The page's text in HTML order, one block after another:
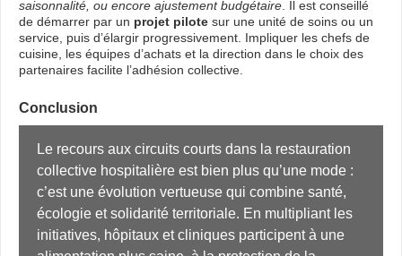
saisonnalité, ou encore ajustement budgétaire . Il est conseillé
de démarrer par un projet pilote sur une unité de soins ou un
service, puis d’élargir progressivement. Impliquer les chefs de
cuisine, les équipes d’achats et la direction dans le choix des
partenaires facilite l’adhésion collective.
Conclusion
Le recours aux circuits courts dans la restauration
collective hospitalière est bien plus qu’une mode :
c’est une évolution vertueuse qui combine santé,
écologie et solidarité territoriale. En multipliant les
initiatives, hôpitaux et cliniques participent à une